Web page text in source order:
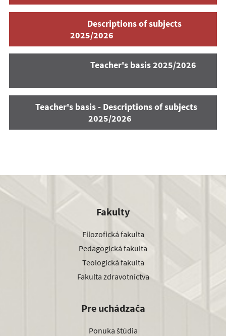
Descriptions of subjects
2025/2026
Teacher's basis 2025/2026
Teacher's basis - Descriptions of subjects
2025/2026
Fakulty
Filozofická fakulta
Pedagogická fakulta
Teologická fakulta
Fakulta zdravotníctva
Pre uchádzača
Ponuka štúdia